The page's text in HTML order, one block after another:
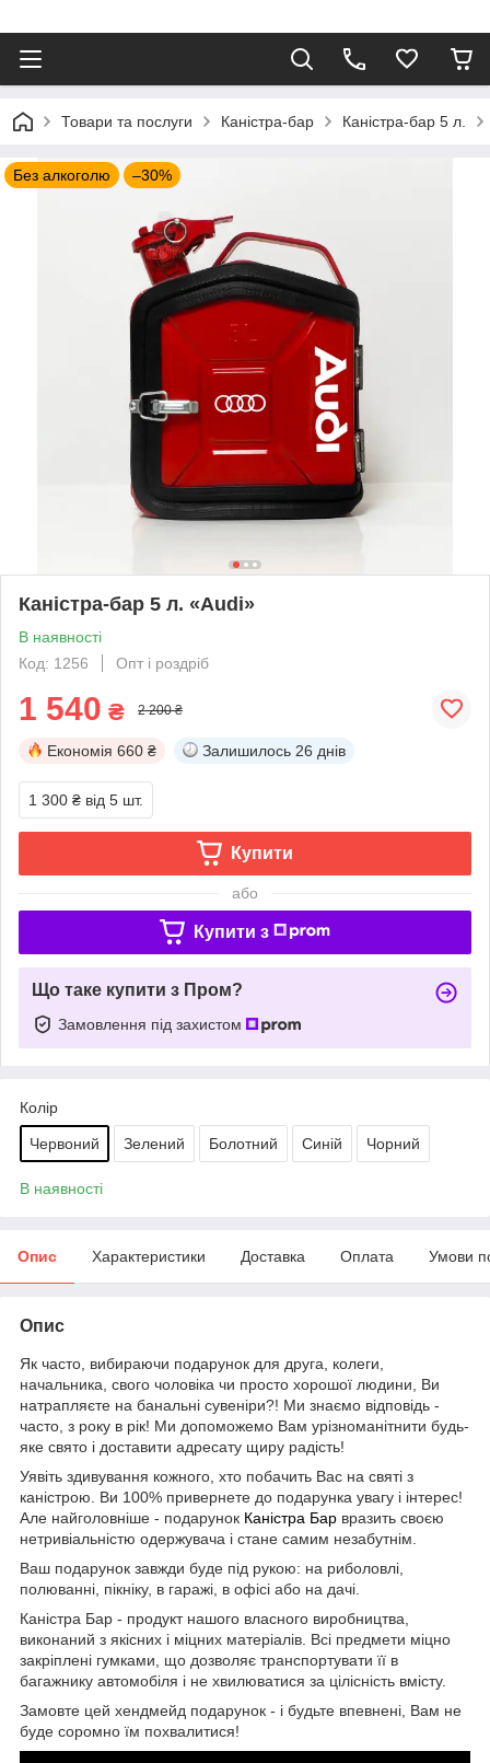
Товари та послуги Каністра-бар Каністра-бар 5 л.
Без алкоголю –30%
Каністра-бар 5 л. «Audi»
В наявності
Код: 1256
Опт і роздріб
1 540 ₴ 2 200 ₴
Економія 660 ₴ Залишилось 26 днів
1 300 ₴ від 5 шт.
Купити
або
Купити з
Що таке купити з Пром?
Замовлення під захистом
Колір
Червоний Зелений Болотний Синій Чорний
В наявності
Опис Характеристики Доставка Оплата Умови
Опис
Як часто, вибираючи подарунок для друга, колеги,
начальника, свого чоловіка чи просто хорошої людини, Ви
натрапляєте на банальні сувеніри?! Ми знаємо відповідь -
часто, з року в рік! Ми допоможемо Вам урізноманітнити будь-
яке свято і доставити адресату щиру радість!
Уявіть здивування кожного, хто побачить Вас на святі з
каністрою. Ви 100% привернете до подарунка увагу і інтерес!
Але найголовніше - подарунок Каністра Бар вразить своєю
нетривіальністю одержувача і стане самим незабутнім.
Ваш подарунок завжди буде під рукою: на риболовлі,
полюванні, пікніку, в гаражі, в офісі або на дачі.
Каністра Бар - продукт нашого власного виробництва,
виконаний з якісних і міцних матеріалів. Всі предмети міцно
закріплені гумками, що дозволяє транспортувати її в
багажнику автомобіля і не хвилюватися за цілісність вмісту.
Замовте цей хендмейд подарунок - і будьте впевнені, Вам не
буде соромно їм похвалитися!